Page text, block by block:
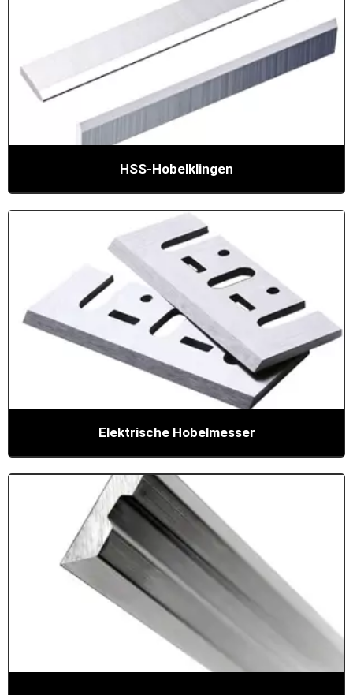
HSS-Hobelklingen
Elektrische Hobelmesser